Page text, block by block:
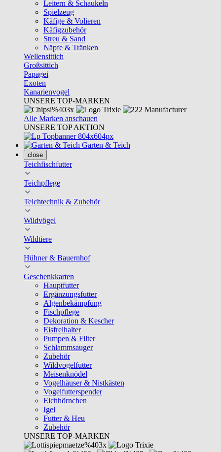
Leitern & Schaukeln
Spielzeug
Käfige & Volieren
Käfigzubehör
Streu & Sand
Näpfe & Tränken
Wellensittich
Großsittich
Papagei
Exoten
Kanarienvogel
UNSERE TOP-MARKEN
Alle Marken anschauen
UNSERE TOP AKTION
Garten & Teich
close
Teichfischfutter
Teichpflege
Teichtechnik & Zubehör
Wildvögel
Wildtiere
Hühner & Bauernhof
Geschenkkarten
Hauptfutter
Ergänzungsfutter
Algenbekämpfung
Fischpflege
Dekoration & Kescher
Eisfreihalter
Pumpen & Filter
Schlammsauger
Zubehör
Wildvogelfutter
Meisenknödel
Vogelhäuser & Nistkästen
Vogelfutterspender
Eichhörnchen
Igel
Futter & Heu
Zubehör
UNSERE TOP-MARKEN